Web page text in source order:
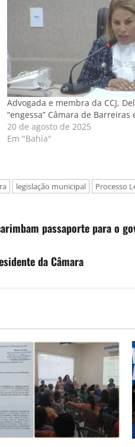
Advogada e membra da CCJ,
“engessa” Câmara de
20 de agosto de 2025
Em "Bahia"
legislação municipal Processo
passaporte para o
da Câmara